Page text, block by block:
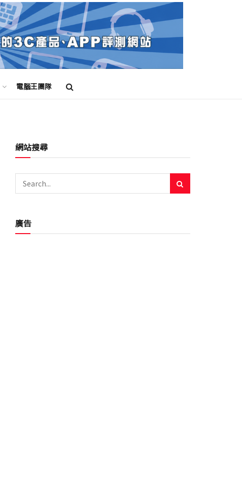
電腦王團隊
網站搜尋
廣告